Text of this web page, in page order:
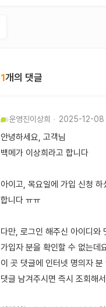
1개의 댓글
운영진이상희 2025-12-08
안녕하세요, 고객님
백메가 이상희라고 합니다
아이고, 목요일에 가입 신청
합니다 ㅠㅠ
다만, 로그인 해주신 아이디와
가입자 분을 확인할 수 없는데
이 곳 댓글에 인터넷 명의자
댓글 남겨주시면 즉시 조회해